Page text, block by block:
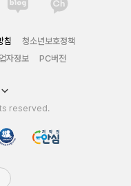
침
청소년보호정책
자정보 PC버전
reserved.